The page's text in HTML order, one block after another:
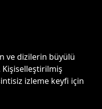
ve dizilerin büyülü
Kişiselleştirilmiş
izleme keyfi için